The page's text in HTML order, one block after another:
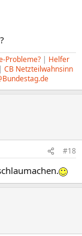
Probleme?| Helfer
| CB Netzteilwahnsinn
#18